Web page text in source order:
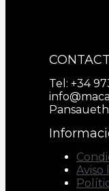
Tel: +34
Aviso